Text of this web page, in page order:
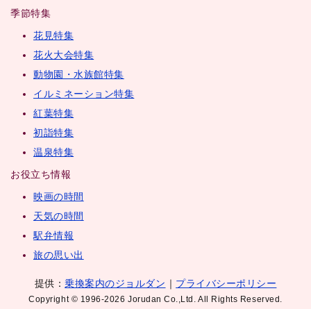
季節特集
花見特集
花火大会特集
動物園・水族館特集
イルミネーション特集
紅葉特集
初詣特集
温泉特集
お役立ち情報
映画の時間
天気の時間
駅弁情報
旅の思い出
提供：乗換案内のジョルダン ｜ プライバシーポリシー
Copyright © 1996-2026 Jorudan Co.,Ltd. All Rights Reserved.